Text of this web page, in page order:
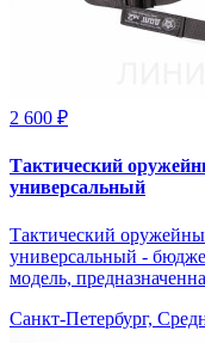
2 600 ₽
Тактический
универсальный
Тактический
универсальный -
модель,
Санкт-Петербург,